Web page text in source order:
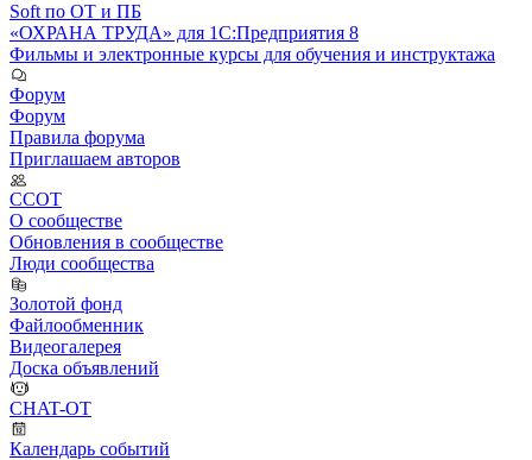
Soft по ОТ и ПБ
«ОХРАНА ТРУДА» для 1С:Предприятия 8
Фильмы и электронные курсы для обучения и инструктажа
Форум
Форум
Правила форума
Приглашаем авторов
ССОТ
О сообществе
Обновления в сообществе
Люди сообщества
Золотой фонд
Файлообменник
Видеогалерея
Доска объявлений
CHAT-OT
Календарь событий